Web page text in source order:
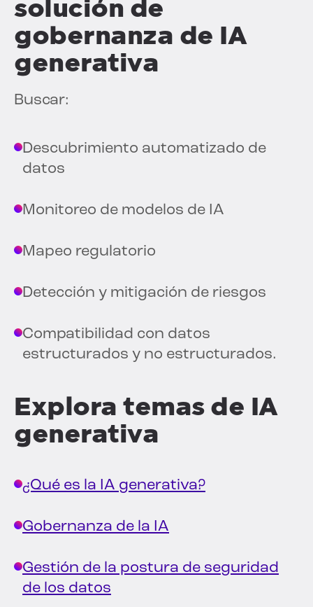
solución de
gobernanza de IA
generativa
Buscar:
Descubrimiento automatizado de
datos
Monitoreo de modelos de IA
Mapeo regulatorio
Detección y mitigación de riesgos
Compatibilidad con datos
estructurados y no estructurados.
Explora temas de IA
generativa
¿Qué es la IA generativa?
Gobernanza de la IA
Gestión de la postura de seguridad
de los datos